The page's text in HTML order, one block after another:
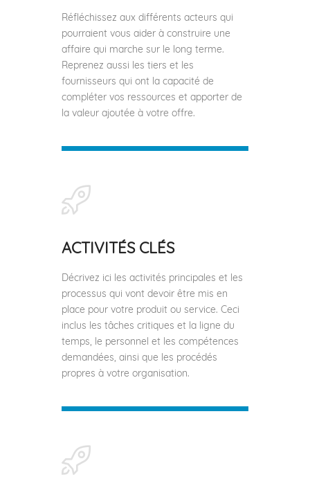
Réfléchissez aux différents acteurs qui
pourraient vous aider à construire une
affaire qui marche sur le long terme.
Reprenez aussi les tiers et les
fournisseurs qui ont la capacité de
compléter vos ressources et apporter de
la valeur ajoutée à votre offre.
ACTIVITÉS CLÉS
Décrivez ici les activités principales et les
processus qui vont devoir être mis en
place pour votre produit ou service. Ceci
inclus les tâches critiques et la ligne du
temps, le personnel et les compétences
demandées, ainsi que les procédés
propres à votre organisation.